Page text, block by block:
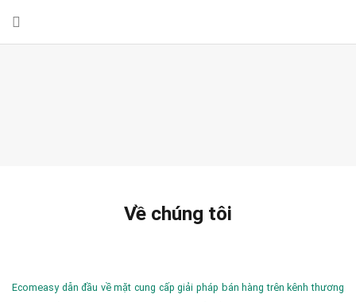
Về chúng tôi
Ecomeasy dẫn đầu về mặt cung cấp giải pháp bán hàng trên kênh thương